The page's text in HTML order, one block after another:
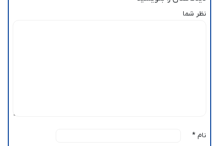
نظر شما
نام *